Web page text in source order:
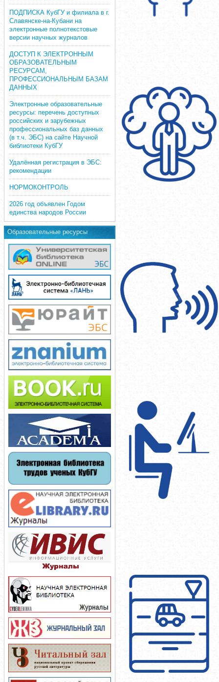
ПОДПИСКА КубГУ и филиала в г.
Славянске-на-Кубани на
электронные полнотекстовые
версии научных журналов
ДОСТУП К ЭЛЕКТРОННЫМ
ОБРАЗОВАТЕЛЬНЫМ
РЕСУРСАМ,
ПРОФЕССИОНАЛЬНЫМ БАЗАМ
ДАННЫХ
Электронные образовательные
ресурсы: перечень доступных
российских и зарубежных
профессиональных баз данных
(в т.ч. ЭБС) на сайте Научной
библиотеки КубГУ
Удалённая регистрация в ЭБС:
рекомендации
НОРМОКОНТРОЛЬ
2026 год объявлен Годом
единства народов России
Образовательные ресурсы